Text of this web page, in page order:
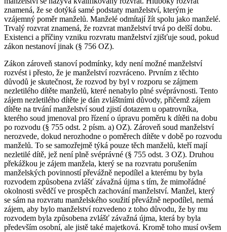
znamená, že se dotýká samé podstaty manželství, kterým je
vzájemný poměr manželů. Manželé odmítají žít spolu jako manželé.
Trvalý rozvrat znamená, že rozvrat manželství trvá po delší dobu.
Existenci a příčiny vzniku rozvratu manželství zjišťuje soud, pokud
zákon nestanoví jinak (§ 756 OZ).
Zákon zároveň stanoví podmínky, kdy není možné manželství
rozvést i přesto, že je manželství rozvráceno. Prvním z těchto
důvodů je skutečnost, že rozvod by byl v rozporu se zájmem
nezletilého dítěte manželů, které nenabylo plné svéprávnosti. Tento
zájem nezletilého dítěte je dán zvláštními důvody, přičemž zájem
dítěte na trvání manželství soud zjistí dotazem u opatrovníka,
kterého soud jmenoval pro řízení o úpravu poměru k dítěti na dobu
po rozvodu (§ 755 odst. 2 písm. a) OZ). Zároveň soud manželství
nerozvede, dokud nerozhodne o poměrech dítěte v době po rozvodu
manželů. To se samozřejmě týká pouze těch manželů, kteří mají
nezletilé dítě, jež není plně svéprávné (§ 755 odst. 3 OZ). Druhou
překážkou je zájem manžela, který se na rozvratu porušením
manželských povinností převážně nepodílel a kterému by byla
rozvodem způsobena zvlášť závažná újma s tím, že mimořádné
okolnosti svědčí ve prospěch zachování manželství. Manžel, který
se sám na rozvratu manželského soužití převážně nepodílel, nemá
zájem, aby bylo manželství rozvedeno z toho důvodu, že by mu
rozvodem byla způsobena zvlášť závažná újma, která by byla
především osobní, ale jistě také majetková. Kromě toho musí ovšem